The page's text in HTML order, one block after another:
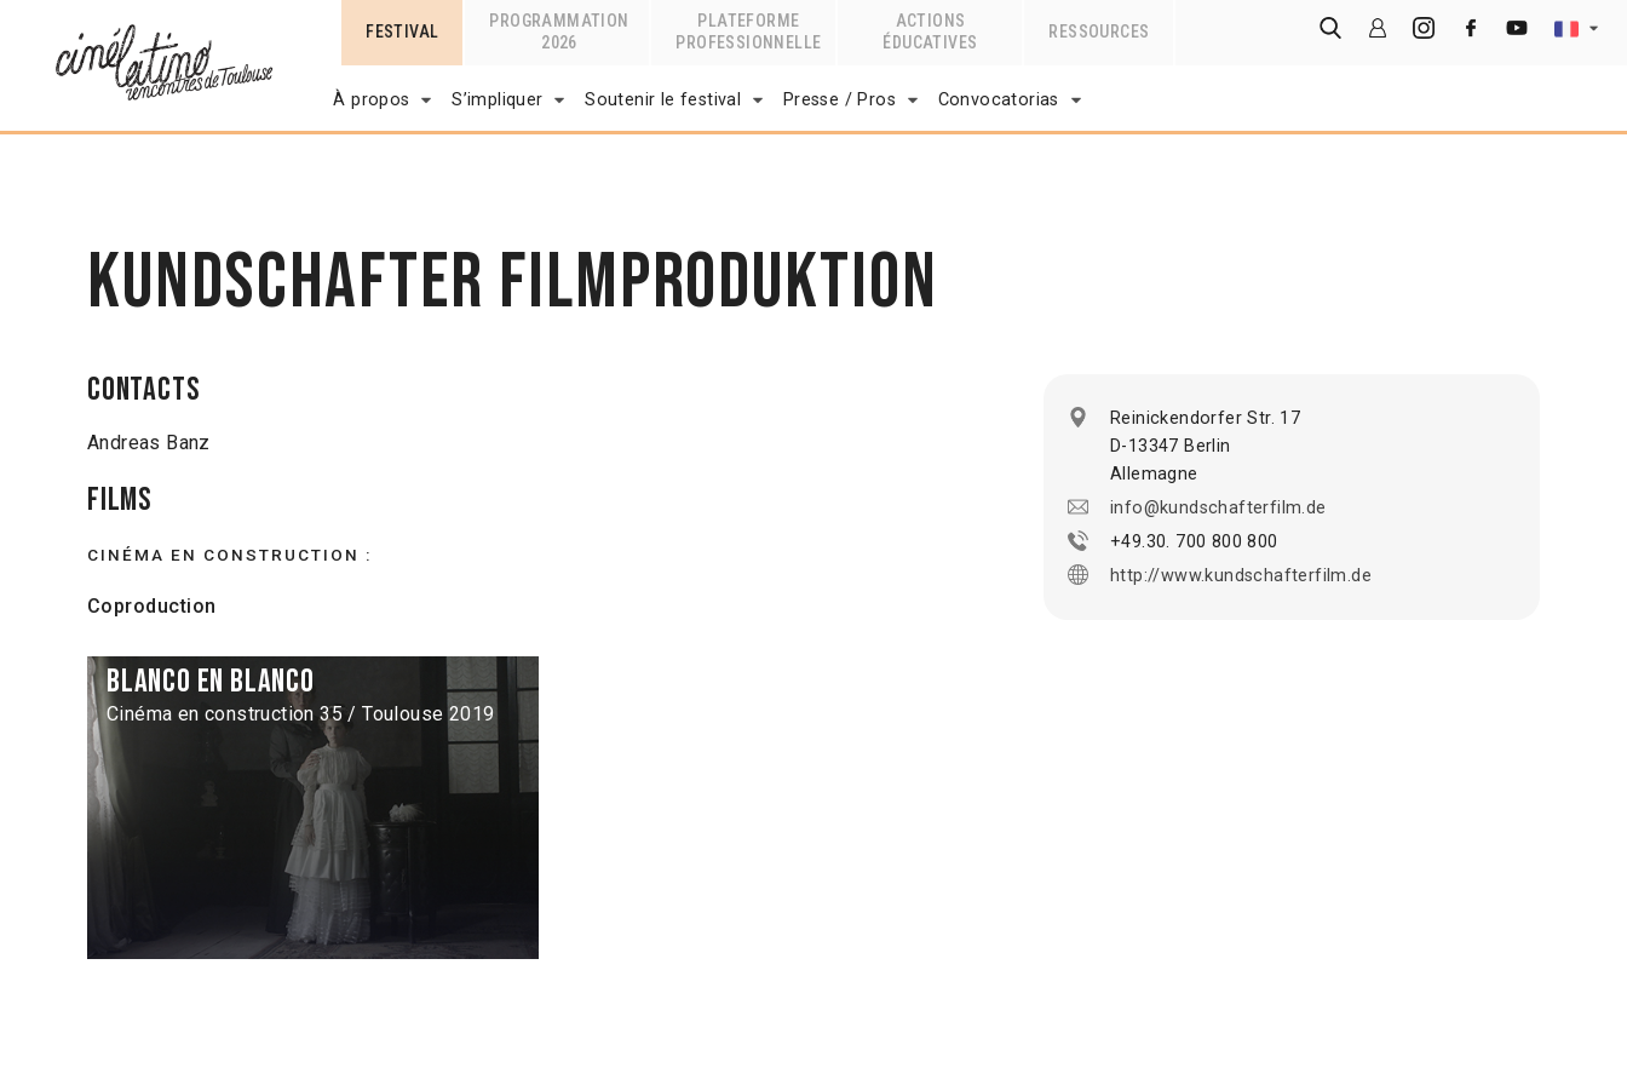
FESTIVAL
PROGRAMMATION
2026
PLATEFORME
PROFESSIONNELLE
ACTIONS
ÉDUCATIVES
RESSOURCES
À propos S’impliquer Soutenir le festival Presse / Pros Convocatorias
Kundschafter Filmproduktion
Reinickendorfer Str. 17
D-13347 Berlin
Allemagne
info@kundschafterfilm.de
+49.30. 700 800 800
http://www.kundschafterfilm.de
Contacts
Andreas Banz
Films
CINÉMA EN CONSTRUCTION :
Coproduction
Blanco en blanco
Cinéma en construction 35 / Toulouse 2019